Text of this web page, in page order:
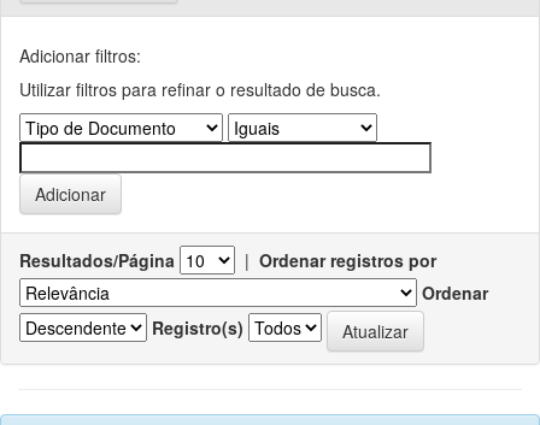
Adicionar filtros:
Utilizar filtros para refinar o resultado de busca.
Resultados/Página | Ordenar registros por
Ordenar
Registro(s)